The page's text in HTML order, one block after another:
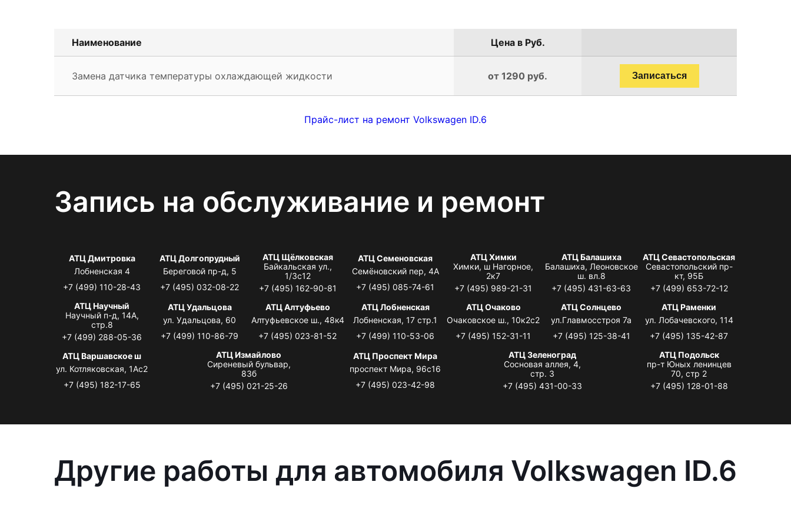
Наименование Цена в Руб.
Замена датчика температуры охлаждающей жидкости от 1290 руб. Записаться
Прайс-лист на ремонт Volkswagen ID.6
Запись на обслуживание и ремонт
АТЦ Дмитровка
Лобненская 4
+7 (499) 110-28-43
АТЦ Долгопрудный
Береговой пр-д, 5
+7 (495) 032-08-22
АТЦ Щёлковская
Байкальская ул.,
1/3с12
+7 (495) 162-90-81
АТЦ Семеновская
Семёновский пер, 4А
+7 (495) 085-74-61
АТЦ Химки
Химки, ш Нагорное,
2к7
+7 (495) 989-21-31
АТЦ Балашиха
Балашиха, Леоновское
ш. вл.8
+7 (495) 431-63-63
АТЦ Севастопольская
Севастопольский пр-
кт, 95Б
+7 (499) 653-72-12
АТЦ Научный
Научный п-д, 14А,
стр.8
+7 (499) 288-05-36
АТЦ Удальцова
ул. Удальцова, 60
+7 (499) 110-86-79
АТЦ Алтуфьево
Алтуфьевское ш., 48к4
+7 (495) 023-81-52
АТЦ Лобненская
Лобненская, 17 стр.1
+7 (499) 110-53-06
АТЦ Очаково
Очаковское ш., 10к2с2
+7 (495) 152-31-11
АТЦ Солнцево
ул.Главмосстроя 7а
+7 (495) 125-38-41
АТЦ Раменки
ул. Лобачевского, 114
+7 (495) 135-42-87
АТЦ Варшавское ш
ул. Котляковская, 1Ас2
+7 (495) 182-17-65
АТЦ Измайлово
Сиреневый бульвар,
83б
+7 (495) 021-25-26
АТЦ Проспект Мира
проспект Мира, 96с16
+7 (495) 023-42-98
АТЦ Зеленоград
Сосновая аллея, 4,
стр. 3
+7 (495) 431-00-33
АТЦ Подольск
пр-т Юных ленинцев
70, стр 2
+7 (495) 128-01-88
Другие работы для автомобиля Volkswagen ID.6